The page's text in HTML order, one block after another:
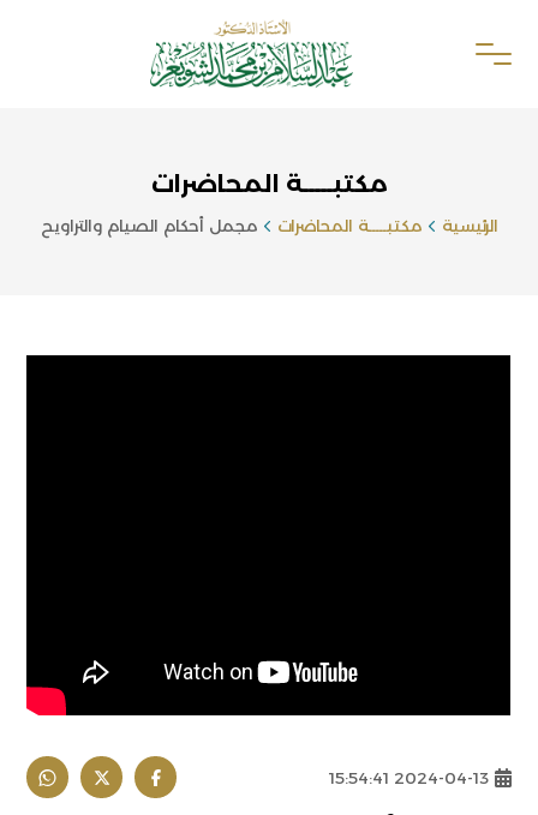
مكتبـــــة المحاضرات
الرئيسية مكتبـــــة المحاضرات مجمل أحكام الصيام والتراويح
2024-04-13 15:54:41